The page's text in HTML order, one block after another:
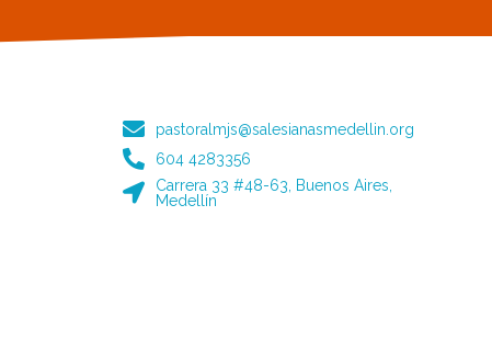
pastoralmjs@salesianasmedellin.org
604 4283356
Carrera 33 #48-63, Buenos Aires,
Medellín